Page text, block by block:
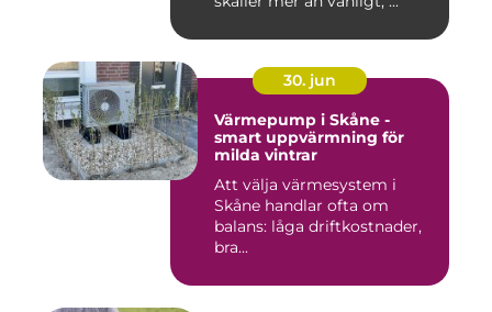
30. jun
Värmepump i Skåne -
smart uppvärmning för
milda vintrar
Att välja värmesystem i
Skåne handlar ofta om
balans: låga driftkostnader,
bra...